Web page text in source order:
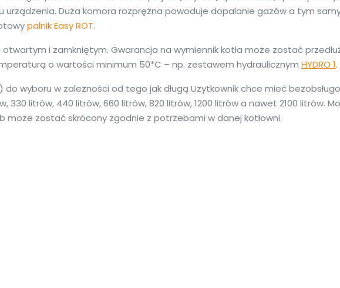
urządzenia. Duża komora rozprężna powoduje dopalanie gazów a tym
palnik Easy ROT.
i zamkniętym. Gwarancja na wymiennik kotła może zostać
o wartości minimum 50*C – np. zestawem hydraulicznym HYDRO 1.
wyboru w zależności od tego jak długą Użytkownik chce mieć
litrów, 440 litrów, 660 litrów, 820 litrów, 1200 litrów a nawet 2100 litrów.
może zostać skrócony zgodnie z potrzebami w danej kotłowni.